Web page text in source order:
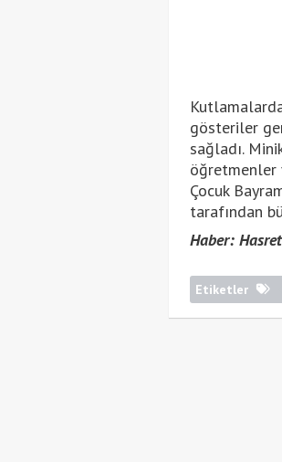
gösteriler
sağladı.
öğretmenler
Çocuk
tarafından
Haber:
Etiketler